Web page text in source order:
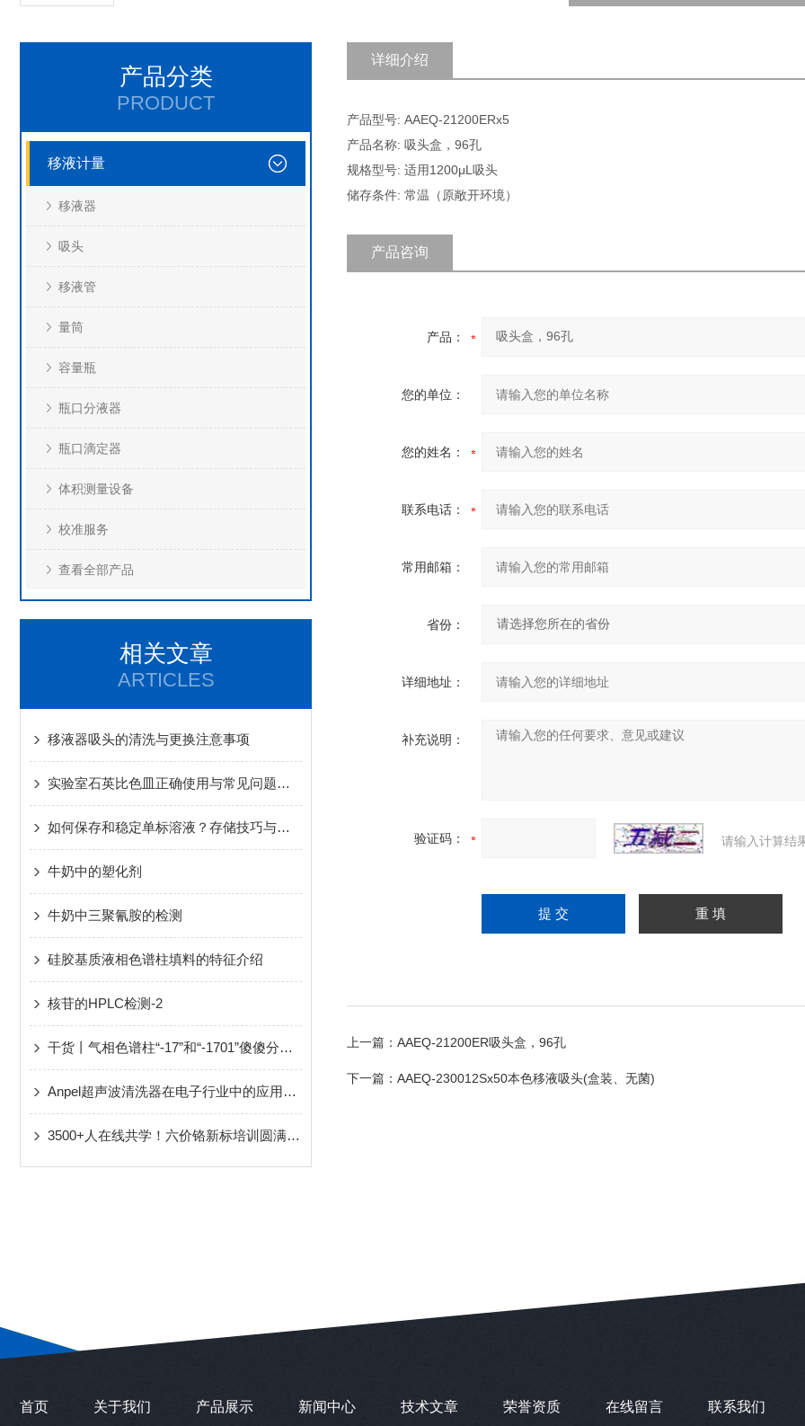
产品分类
PRODUCT
移液计量
移液器
吸头
移液管
量筒
容量瓶
瓶口分液器
瓶口滴定器
体积测量设备
校准服务
查看全部产品
相关文章
ARTICLES
移液器吸头的清洗与更换注意事项
实验室石英比色皿正确使用与常见问题解决
如何保存和稳定单标溶液？存储技巧与注意事项
牛奶中的塑化剂
牛奶中三聚氰胺的检测
硅胶基质液相色谱柱填料的特征介绍
核苷的HPLC检测-2
干货丨气相色谱柱“-17”和“-1701”傻傻分不清楚
Anpel超声波清洗器在电子行业中的应用与精密器件清洗技术
3500+人在线共学！六价铬新标培训圆满收官，技术干货核心要点！
详细介绍
产品型号: AAEQ-21200ERx5
产品名称: 吸头盒，96孔
规格型号: 适用1200μL吸头
储存条件: 常温（原敞开环境）
产品咨询
产品：
您的单位：
您的姓名：
联系电话：
常用邮箱：
省份：
详细地址：
补充说明：
验证码： 请输入计算结
上一篇： AAEQ-21200ER吸头盒，96孔
下一篇： AAEQ-230012Sx50本色移液吸头(盒装、无菌)
首页 关于我们 产品展示 新闻中心 技术文章 荣誉资质 在线留言 联系我们